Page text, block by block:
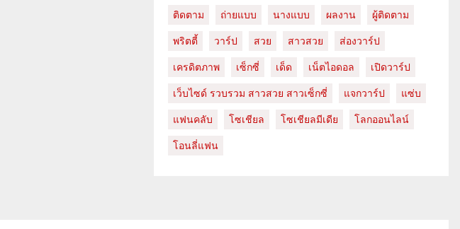
ติดตาม
ถ่ายแบบ นางแบบ ผลงาน
ผู้ติดตาม
พริตตี้
วาร์ป สวย สาวสวย
ส่องวาร์ป
เครดิตภาพ
เซ็กซี่ เด็ด เน็ตไอดอล
เปิดวาร์ป
เว็บไซด์ รวบรวม สาวสวย สาวเซ็กซี่
แจกวาร์ป
แซ่บ
แฟนคลับ
โซเชียล โซเชียลมีเดีย
โลกออนไลน์
โอนลี่แฟน